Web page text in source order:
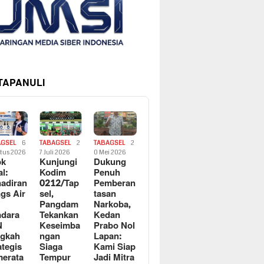
6
2026
Air
TABAGSEL
2
7 Juli 2026
Kunjungi
Kodim
0212/Tap
sel,
Pangdam
Tekankan
Keseimba
ngan
Siaga
Tempur
TABAGSEL
2
0 Mei 2026
Dukung
Penuh
Pemberan
tasan
Narkoba,
Kedan
Prabo Nol
Lapan:
Kami Siap
Jadi Mitra